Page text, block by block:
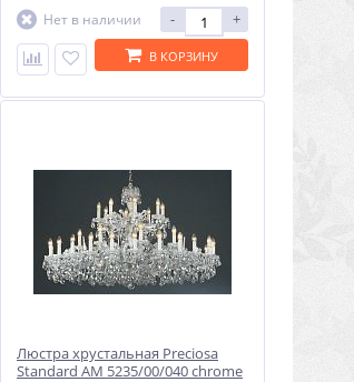
Нет в наличии
- +
В КОРЗИНУ
Люстра хрустальная Preciosa
Standard AM 5235/00/040 chrome